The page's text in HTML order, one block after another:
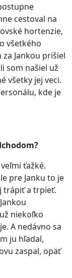
cestoval na
hortenzie,
všetkého
Jankou prišiel
som našiel už
všetky jej veci.
kde je
ťažké.
pre Janku to je
trápiť a trpieť.
niekoľko
A nedávno sa
ju hľadal,
zaspal, opäť